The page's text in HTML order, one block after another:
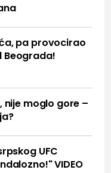
pa provocirao
Beograda!
moglo gore –
UFC
VIDEO